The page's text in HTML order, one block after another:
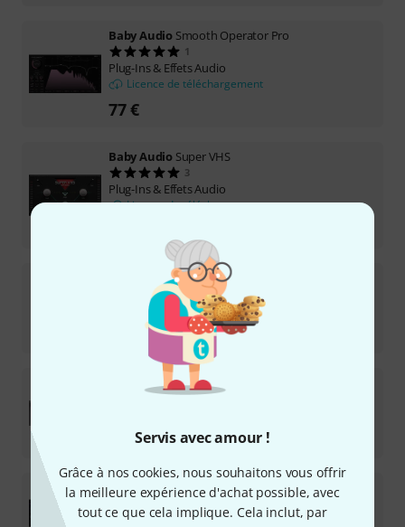
Servis avec amour !
Grâce à nos cookies, nous souhaitons vous offrir
la meilleure expérience d'achat possible, avec
tout ce que cela implique. Cela inclut, par
Baby Audio Smooth Operator Pro
1
Plug-Ins & Effets Audio
Licence de téléchargement
77 €
Baby Audio Super VHS
3
Plug-Ins & Effets Audio
Licence de téléchargement
Baby AudioIHNY-2
Plug-Ins & Effets Audio
Licence de téléchargement
Baby AudioComeback Kid
Plug-Ins & Effets Audio
28 €
Baby AudioComplete Bundle
Plug-Ins & Effets Audio
Licence de téléchargement